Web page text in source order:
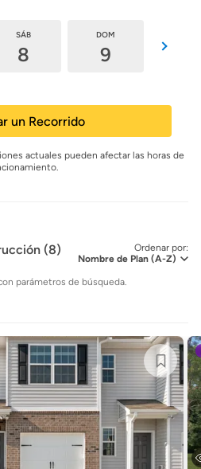
SÁB
8
DOM
9
un Recorrido
actuales pueden afectar las horas de
Ordenar por:
(8)
parámetros de búsqueda.